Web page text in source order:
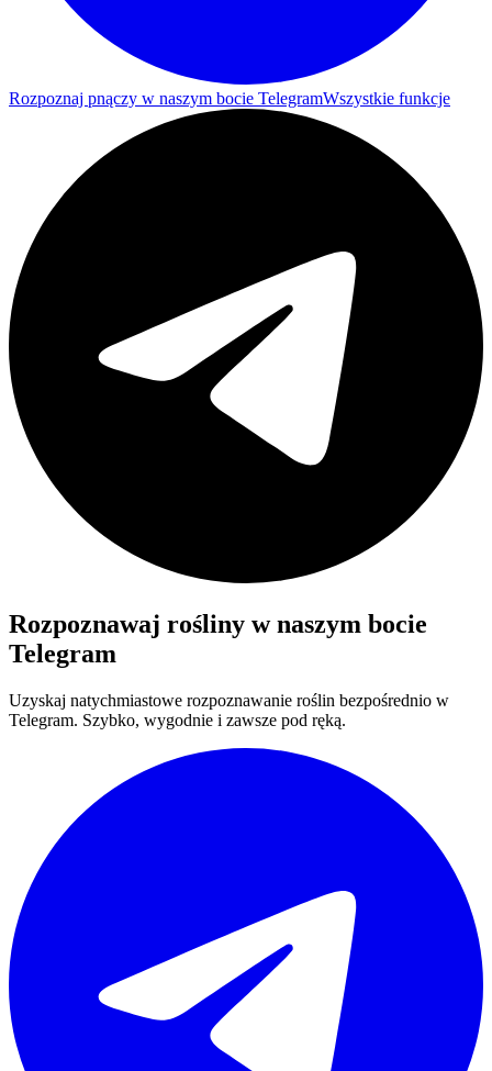
Rozpoznaj pnączy w naszym bocie TelegramWszystkie funkcje
Rozpoznawaj rośliny w naszym bocie
Telegram
Uzyskaj natychmiastowe rozpoznawanie roślin bezpośrednio w
Telegram. Szybko, wygodnie i zawsze pod ręką.